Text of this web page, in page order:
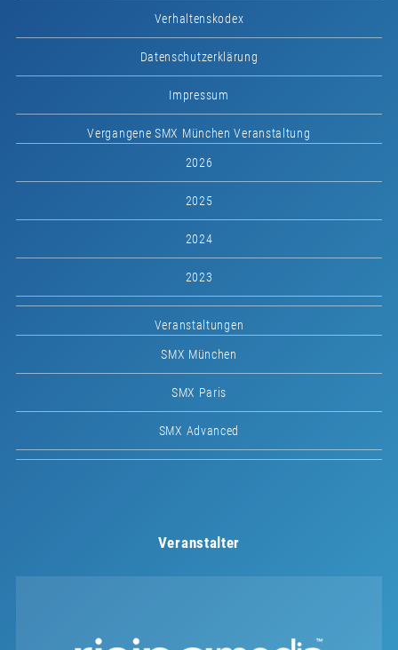
Verhaltenskodex
Datenschutzerklärung
Impressum
Vergangene SMX München Veranstaltung
2026
2025
2024
2023
Veranstaltungen
SMX München
SMX Paris
SMX Advanced
Veranstalter